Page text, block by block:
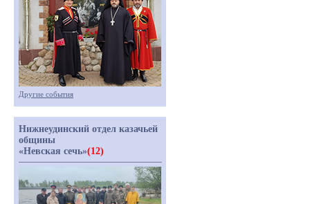
Другие события
Нижнеудинский отдел казачьей
общины
«Невская сечь»(12)